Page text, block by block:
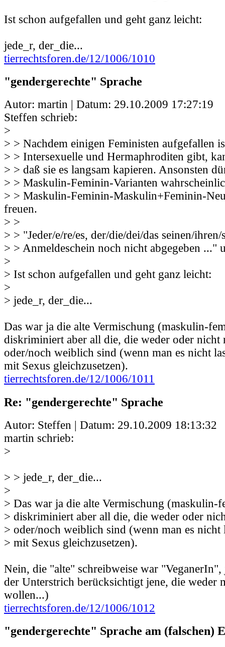
Ist schon aufgefallen und geht ganz leicht:
jede_r, der_die...
tierrechtsforen.de/12/1006/1010
"gendergerechte" Sprache
Autor: martin | Datum: 29.10.2009 17:27:19
Steffen schrieb:
>
> > Nachdem einigen Feministen aufgefallen
> > Intersexuelle und Hermaphroditen gibt,
> > daß sie es langsam kapieren. Ansonsten
> > Maskulin-Feminin-Varianten
> > Maskulin-Feminin-Maskulin+Feminin-
freuen.
> >
> > "Jeder/e/re/es, der/die/dei/das seinen/ihren/
> > Anmeldeschein noch nicht abgegeben ..."
>
> Ist schon aufgefallen und geht ganz leicht:
>
> jede_r, der_die...
Das war ja die alte Vermischung (maskulin-
diskriminiert aber all die, die weder oder nicht
oder/noch weiblich sind (wenn man es nicht
mit Sexus gleichzusetzen).
tierrechtsforen.de/12/1006/1011
Re: "gendergerechte" Sprache
Autor: Steffen | Datum: 29.10.2009 18:13:32
martin schrieb:
>
> > jede_r, der_die...
>
> Das war ja die alte Vermischung (maskulin-
> diskriminiert aber all die, die weder oder
> oder/noch weiblich sind (wenn man es nicht
> mit Sexus gleichzusetzen).
Nein, die "alte" schreibweise war
der Unterstrich berücksichtigt jene, die weder
wollen...)
tierrechtsforen.de/12/1006/1012
"gendergerechte" Sprache am (falschen)